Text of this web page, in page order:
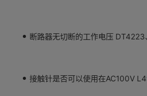
断路器无切断的工作电压
接触针是否可以使用在AC100V